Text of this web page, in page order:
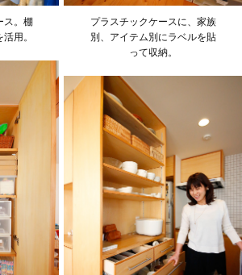
ス。棚
用。
プラスチックケースに、家族
別、アイテム別にラベルを貼
って収納。